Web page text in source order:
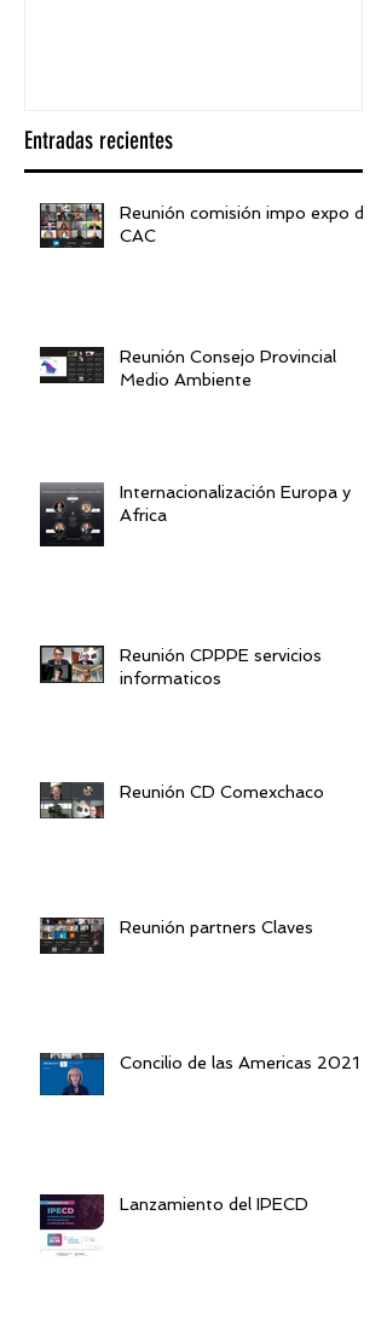
Entradas recientes
Reunión comisión impo expo de
CAC
Reunión Consejo Provincial
Medio Ambiente
Internacionalización Europa y
Africa
Reunión CPPPE servicios
informaticos
Reunión CD Comexchaco
Reunión partners Claves
Concilio de las Americas 2021
Lanzamiento del IPECD